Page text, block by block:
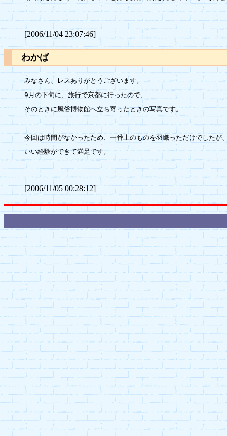
[2006/11/04 23:07:46]
わかば
みなさん、レスありがとうございます。
9月の下旬に、旅行で京都に行ったので、
そのときに風俗博物館へ立ち寄ったときの写真です。
今回は時間がなかったため、一番上のものを羽織っただけでしたが
いい経験ができて満足です。
[2006/11/05 00:28:12]